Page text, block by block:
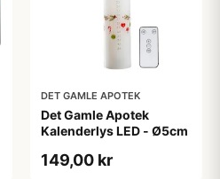
DET GAMLE APOTEK
Det Gamle Apotek
Kalenderlys LED - Ø5cm
149,00 kr